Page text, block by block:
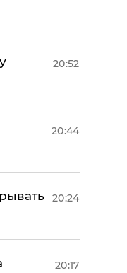
20:52
20:44
20:24
20:17